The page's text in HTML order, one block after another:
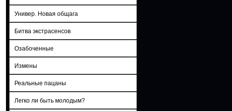
Универ. Новая общага
Битва экстрасенсов
Озабоченные
Измены
Реальные пацаны
Легко ли быть молодым?